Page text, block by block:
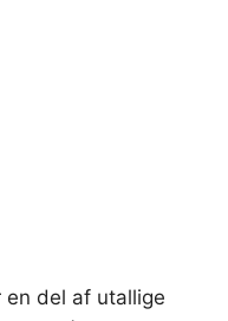
del af utallige